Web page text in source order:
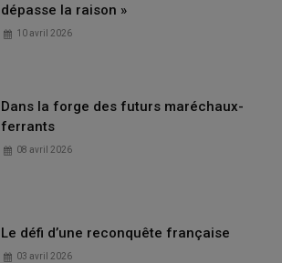
dépasse la raison »
10 avril 2026
Dans la forge des futurs maréchaux-
ferrants
08 avril 2026
Le défi d’une reconquête française
03 avril 2026